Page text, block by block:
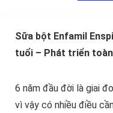
Sữa bột Enfamil
tuổi – Phát triển
6 năm đầu đời là giai
vì vậy có nhiều điều